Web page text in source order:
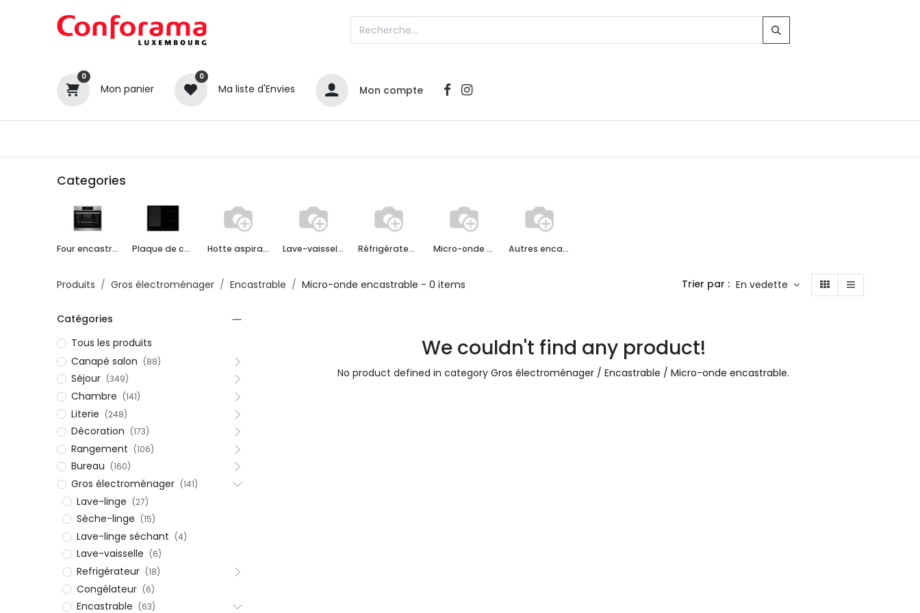
0
Mon panier
0
Ma liste d'Envies Mon compte
Categories
Four encastrable Plaque de cuisson encastrable Hotte aspirante encastrable Lave-vaisselle encastrable Réfrigérateur encastrable Micro-onde encastrable Autres encastrables
Produits Gros électroménager Encastrable Micro-onde encastrable - 0 items Trier par : En vedette
Catégories
Tous les produits
Canapé salon (88)
Séjour (349)
Chambre (141)
Literie (248)
Décoration (173)
Rangement (106)
Bureau (160)
Gros électroménager (141)
Lave-linge (27)
Sèche-linge (15)
Lave-linge séchant (4)
Lave-vaisselle (6)
Refrigérateur (18)
Congélateur (6)
Encastrable (63)
We couldn't find any product!
No product defined in categoryGros électroménager / Encastrable / Micro-onde encastrable.
Catégories
Séjour
Gros électroménager
Tv , Son , multimédia
Programme de bureau
Décorations
Petit meubles
Infos sur le compte
Mes commandes
Tous les services
Retrait gratuit en magasin
Hors offres partenaires